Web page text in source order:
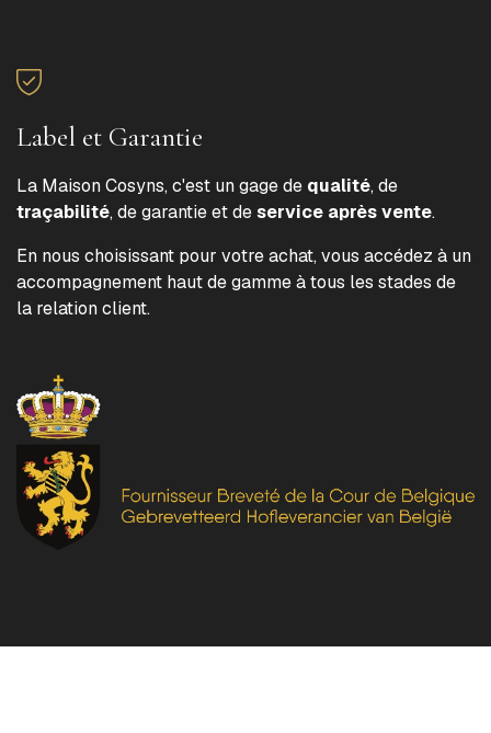
Label et Garantie
La Maison Cosyns, c'est un gage de qualité, de
traçabilité, de garantie et deservice après vente.
En nous choisissant pour votre achat, vous accédez à un
accompagnement haut de gamme à tous les stades de
la relation client.